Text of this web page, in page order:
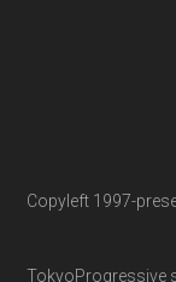
Copyleft 1997-
TokyoProgressive